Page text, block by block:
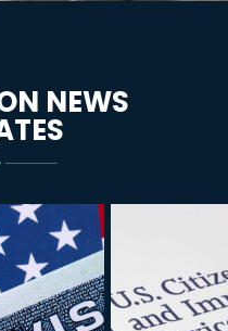
NEWS